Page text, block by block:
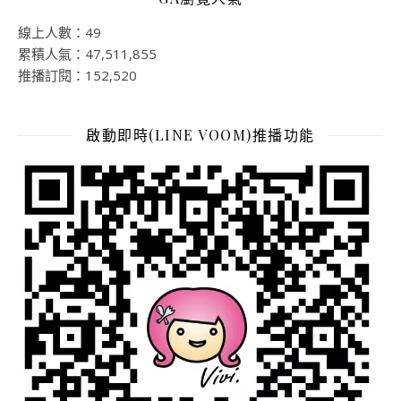
線上人數：49
累積人氣：47,511,855
推播訂閱：152,520
啟動即時(LINE VOOM)推播功能